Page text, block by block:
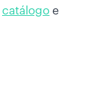
catálogo e